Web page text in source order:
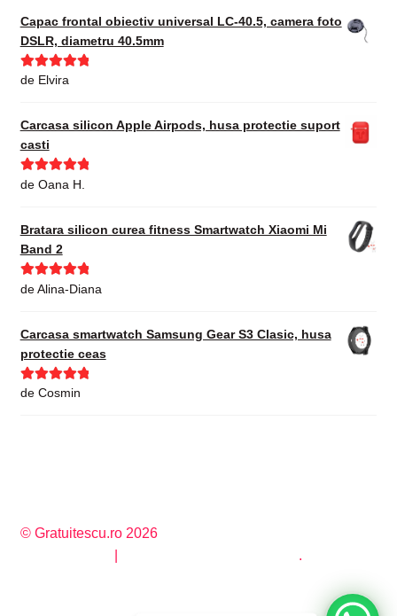
Capac frontal obiectiv universal LC-40.5, camera foto
DSLR, diametru 40.5mm
Evaluat la
de Elvira
Carcasa silicon Apple Airpods, husa protectie suport
casti
Evaluat la5
de Oana H.
Bratara silicon curea fitness Smartwatch Xiaomi Mi
Band 2
Evaluat la5
de Alina-Diana
Carcasa smartwatch Samsung Gear S3 Clasic, husa
protectie ceas
Evaluat la5
de Cosmin
© Gratuitescu.ro 2026
.